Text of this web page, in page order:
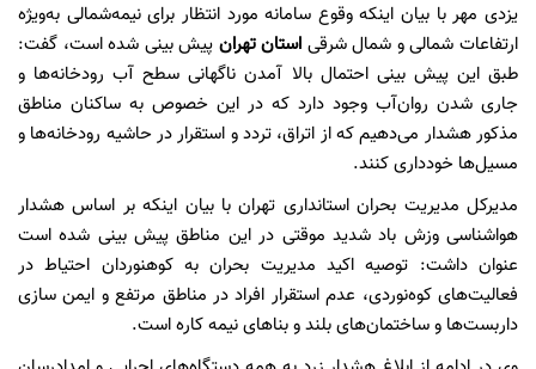
یزدی مهر با بیان اینکه وقوع سامانه مورد انتظار برای نیمه‌شمالی به‌ویژه
ارتفاعات شمالی و شمال شرقی استان تهران پیش بینی شده است، گفت:
طبق این پیش بینی احتمال بالا آمدن ناگهانی سطح آب رودخانه‌ها و
جاری شدن روان‌آب وجود دارد که در این خصوص به ساکنان مناطق
مذکور هشدار می‌دهیم که از اتراق، تردد و استقرار در حاشیه رودخانه‌ها و
مسیل‌ها خودداری کنند.
مدیرکل مدیریت بحران استانداری تهران با بیان اینکه بر اساس هشدار
هواشناسی وزش باد شدید موقتی در این مناطق پیش بینی شده است
عنوان داشت: توصیه اکید مدیریت بحران به کوهنوردان احتیاط در
فعالیت‌های کوه‌نوردی، عدم استقرار افراد در مناطق مرتفع و ایمن سازی
داربست‌ها و ساختمان‌های بلند و بناهای نیمه کاره است.